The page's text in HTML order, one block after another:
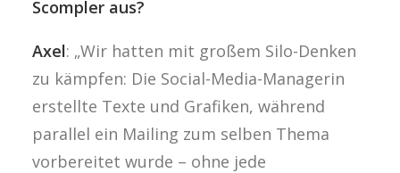
Scompler aus?
Axel: „Wir hatten mit großem Silo-Denken
zu kämpfen: Die Social-Media-Managerin
erstellte Texte und Grafiken, während
parallel ein Mailing zum selben Thema
vorbereitet wurde – ohne jede